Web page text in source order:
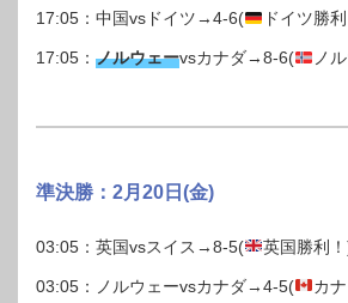
17:05：中国vsドイツ→4-6( ドイツ勝
17:05： ノルウェーvsカナダ→8-6( ノ
準決勝：2月20日(金)
03:05：英国vsスイス→8-5( 英国勝利
03:05：ノルウェーvsカナダ→4-5( カ